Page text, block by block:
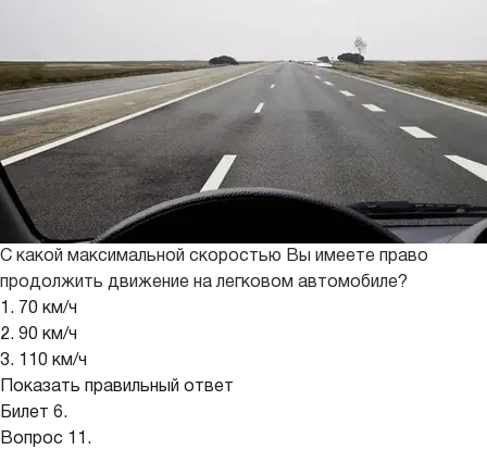
С какой максимальной скоростью Вы имеете право
продолжить движение на легковом автомобиле?
1. 70 км/ч
2. 90 км/ч
3. 110 км/ч
Показать правильный ответ
Билет 6.
Вопрос 11.